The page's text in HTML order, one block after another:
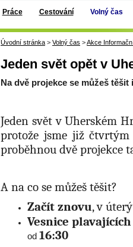
Práce Cestování Volný čas
Úvodní stránka > Volný čas >Akce
Jeden svět opět v
Na dvě projekce se můžeš těšit
Jeden svět v Uherském
protože jsme již
proběhnou dvě projekce
A na co se můžeš těšit?
Začít znovu, v
Vesnice
od 16:30